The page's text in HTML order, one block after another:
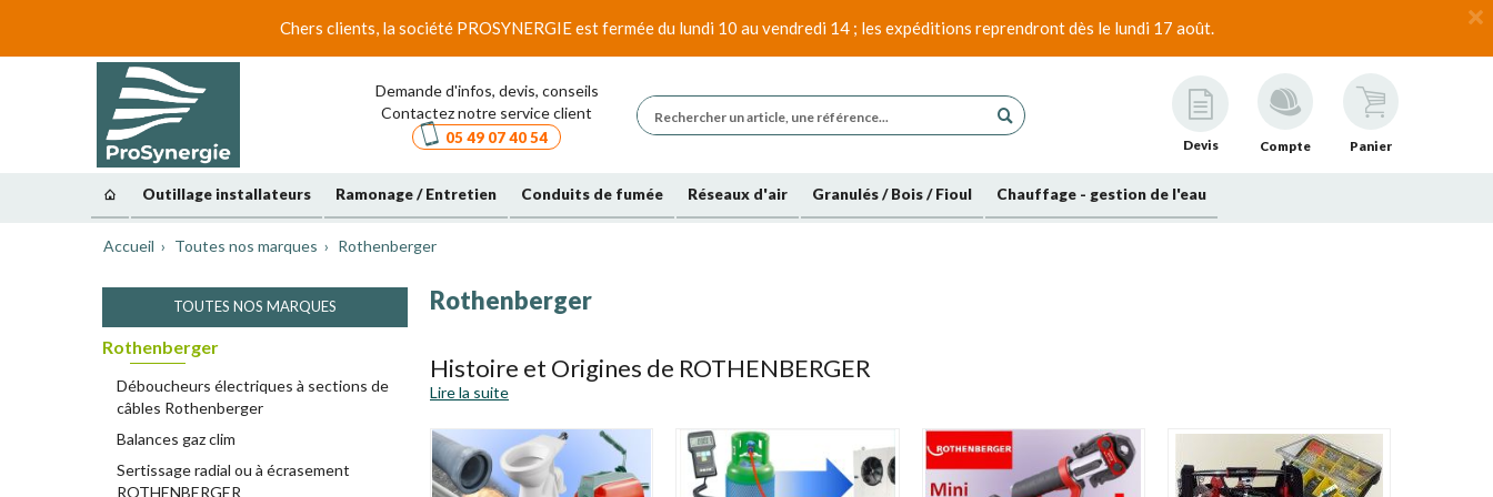
Chers clients, la société PROSYNERGIE est fermée du lundi 10 au vendredi 14 ; les expéditions reprendront dès le lundi 17 août.
Demande d'infos, devis, conseils
Contactez notre service client
05 49 07 40 54 Devis Compte Panier
Outillage installateurs Ramonage / Entretien Conduits de fumée Réseaux d'air Granulés / Bois / Fioul Chauffage - gestion de l'eau
Accueil Toutes nos marques Rothenberger
TOUTES NOS MARQUES
Rothenberger
Déboucheurs électriques à sections de
câbles Rothenberger
Balances gaz clim
Sertissage radial ou à écrasement
ROTHENBERGER
Rothenberger
Histoire et Origines de ROTHENBERGER
ROTHENBERGER
tubulaires dans le monde. Aujourd'hui, l'entreprise est représentée au niveau international par des succursales dans 32 pays et un réseau
de partenaires commerciaux. Les sociétés allemandes de l'entreprise sont basées à Kelkheim. Elles font partie de
ROTHENBERGERAG qui
développe, produit & commercialise des outils pour le travail du tube et des machines pour les installateurs, les chauffagistes, les
techniciens du froid et de la climatisation et les monteurs de service.
Lire la suite